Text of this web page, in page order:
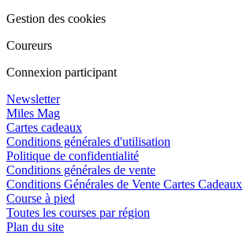
Gestion des cookies
Coureurs
Connexion participant
Newsletter
Miles Mag
Cartes cadeaux
Conditions générales d'utilisation
Politique de confidentialité
Conditions générales de vente
Conditions Générales de Vente Cartes Cadeaux
Course à pied
Toutes les courses par région
Plan du site